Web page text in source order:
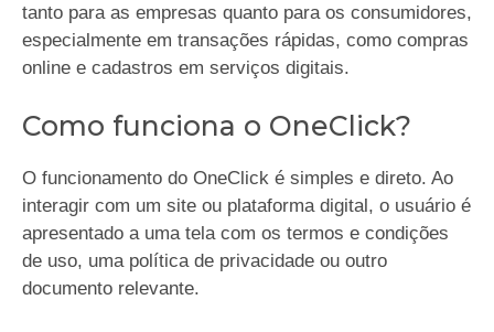
tanto para as empresas quanto para os consumidores,
especialmente em transações rápidas, como compras
online e cadastros em serviços digitais.
Como funciona o OneClick?
O funcionamento do OneClick é simples e direto. Ao
interagir com um site ou plataforma digital, o usuário é
apresentado a uma tela com os termos e condições
de uso, uma política de privacidade ou outro
documento relevante.